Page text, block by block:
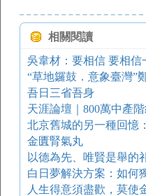
相關閱讀
吳韋材：要相信 要相信
“草地鑼鼓．意象臺灣”
吾日三省吾身
天涯論壇｜800萬中產
金匱腎氣丸
以德為先、唯賢是舉的
人生得意須盡歡，莫使